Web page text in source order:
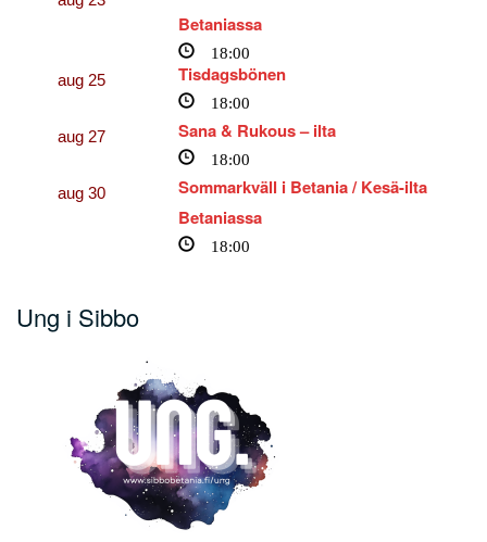
Betaniassa
18:00
aug 25 Tisdagsbönen
18:00
aug 27 Sana & Rukous – ilta
18:00
aug 30
Sommarkväll i Betania / Kesä-ilta
Betaniassa
18:00
Ung i Sibbo